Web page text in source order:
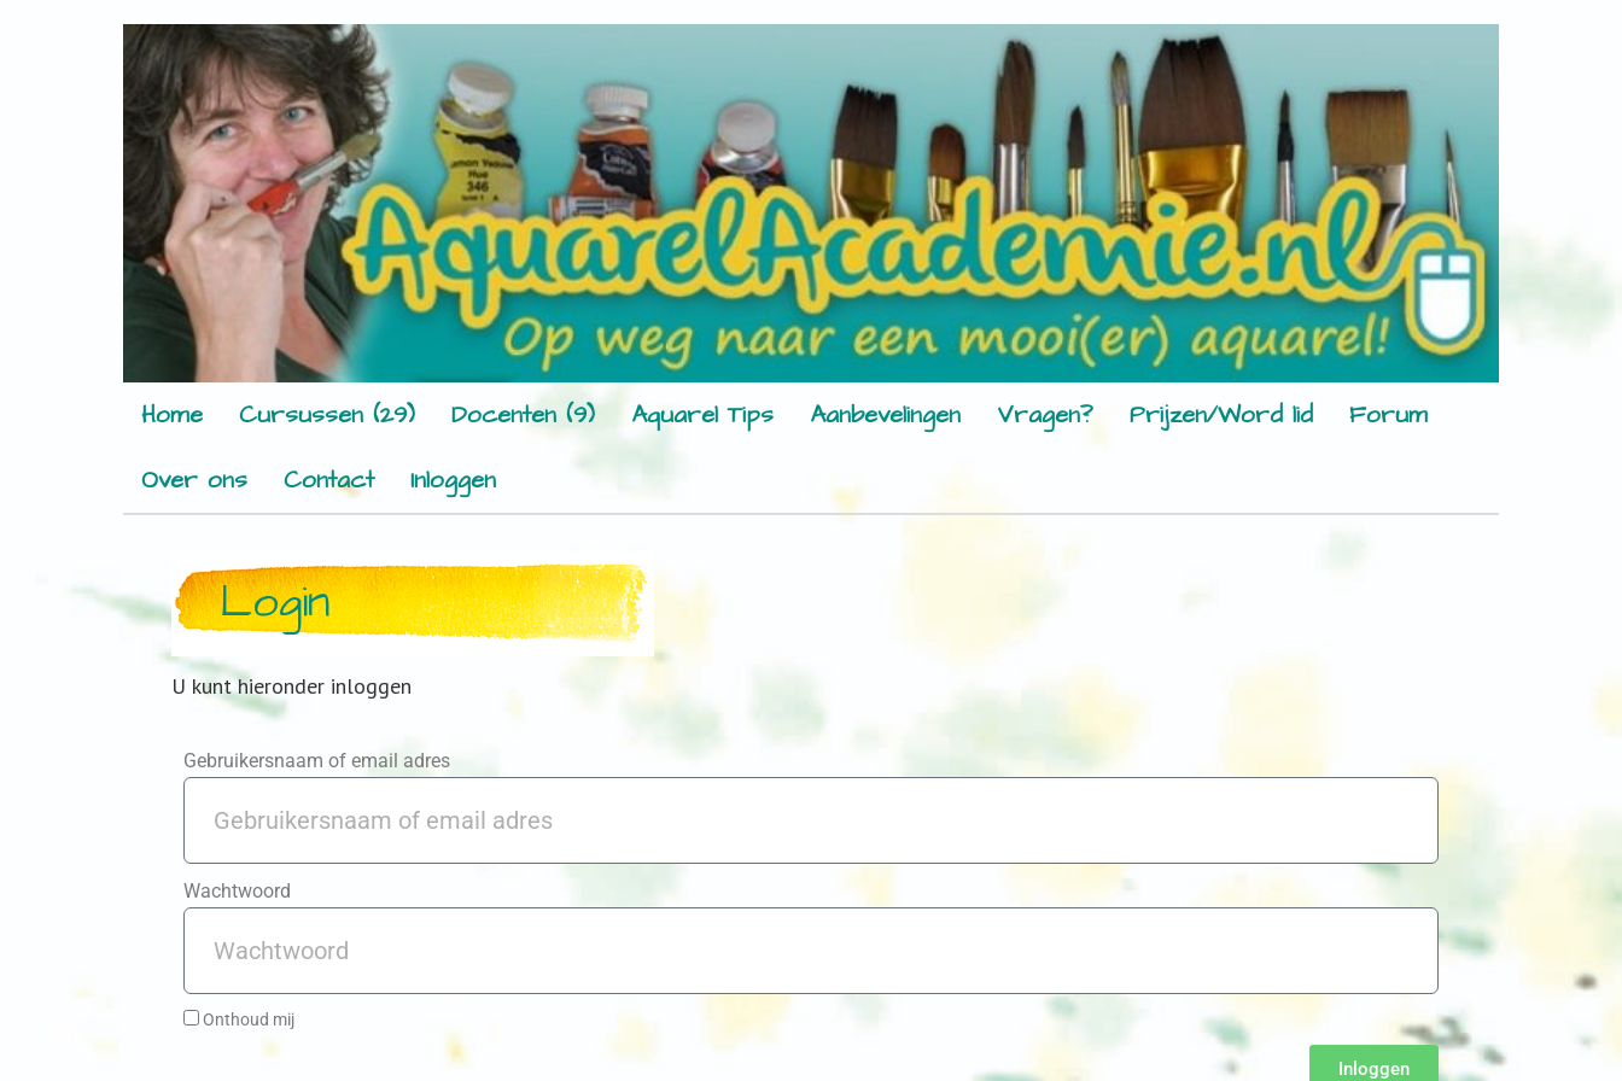
Home Cursussen (29) Docenten (9) Aquarel Tips Aanbevelingen Vragen? Prijzen/Word lid
Forum
Over ons
Contact Inloggen
Login
U kunt hieronder inloggen
Gebruikersnaam of email adres
Wachtwoord
Onthoud mij
Inloggen